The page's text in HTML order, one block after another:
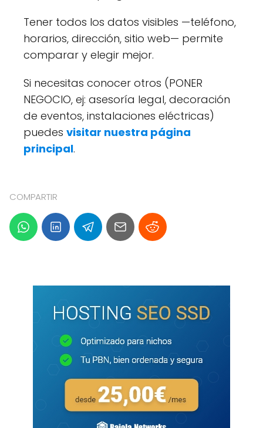
Tener todos los datos visibles —teléfono,
horarios, dirección, sitio web— permite
comparar y elegir mejor.
Si necesitas conocer otros (PONER
NEGOCIO, ej: asesoría legal, decoración
de eventos, instalaciones eléctricas)
puedes visitar nuestra página
principal.
COMPARTIR